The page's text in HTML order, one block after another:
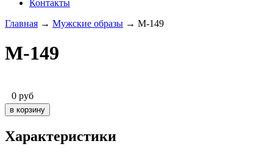
Контакты
Главная → Мужские образы → M-149
M-149
0 руб
Характеристики